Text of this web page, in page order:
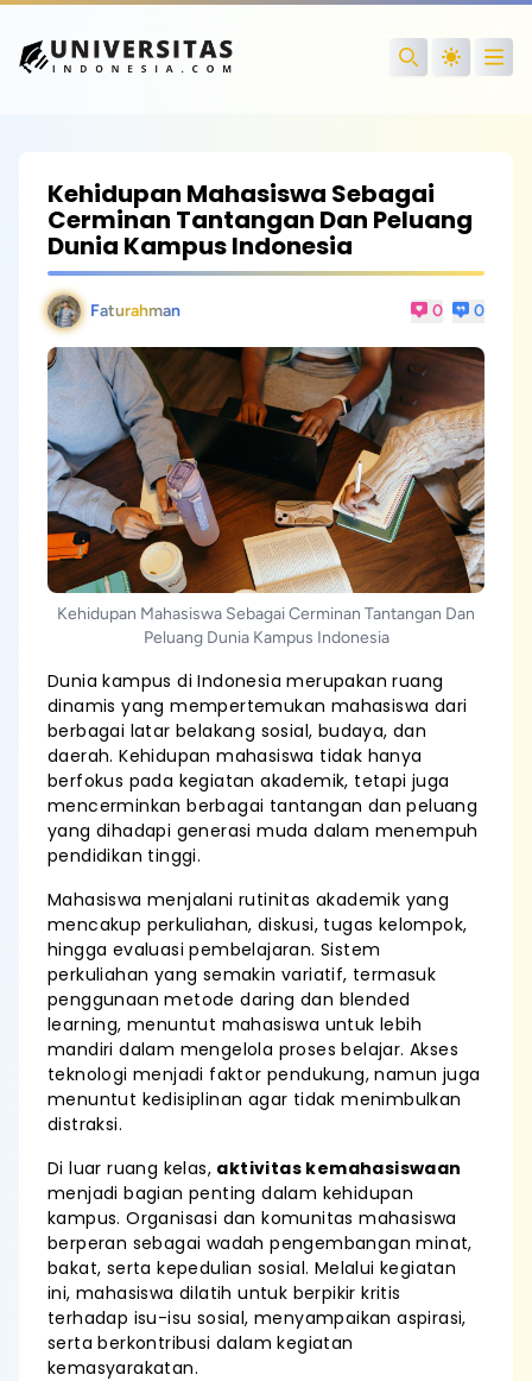
Search
Kehidupan Mahasiswa Sebagai
Cerminan Tantangan Dan Peluang
Dunia Kampus Indonesia
Faturahman 0 0
Kehidupan Mahasiswa Sebagai Cerminan Tantangan Dan
Peluang Dunia Kampus Indonesia
Dunia kampus di Indonesia merupakan ruang
dinamis yang mempertemukan mahasiswa dari
berbagai latar belakang sosial, budaya, dan
daerah. Kehidupan mahasiswa tidak hanya
berfokus pada kegiatan akademik, tetapi juga
mencerminkan berbagai tantangan dan peluang
yang dihadapi generasi muda dalam menempuh
pendidikan tinggi.
Mahasiswa menjalani rutinitas akademik yang
mencakup perkuliahan, diskusi, tugas kelompok,
hingga evaluasi pembelajaran. Sistem
perkuliahan yang semakin variatif, termasuk
penggunaan metode daring dan blended
learning, menuntut mahasiswa untuk lebih
mandiri dalam mengelola proses belajar. Akses
teknologi menjadi faktor pendukung, namun juga
menuntut kedisiplinan agar tidak menimbulkan
distraksi.
Di luar ruang kelas, aktivitas kemahasiswaan
menjadi bagian penting dalam kehidupan
kampus. Organisasi dan komunitas mahasiswa
berperan sebagai wadah pengembangan minat,
bakat, serta kepedulian sosial. Melalui kegiatan
ini, mahasiswa dilatih untuk berpikir kritis
terhadap isu-isu sosial, menyampaikan aspirasi,
serta berkontribusi dalam kegiatan
kemasyarakatan.